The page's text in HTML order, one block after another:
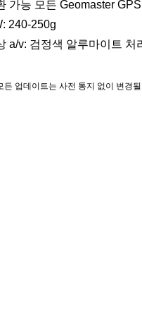
가능 모든 Geomaster
240-250g
a/v: 검정색 알루마이트 처
든 업데이트는 사전 통지 없이 변경